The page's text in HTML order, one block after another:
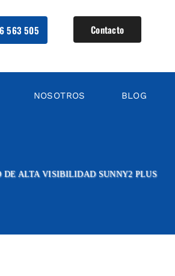
563 505 Contacto
NOSOTROS BLOG
DE ALTA VISIBILIDAD SUNNY2 PLUS